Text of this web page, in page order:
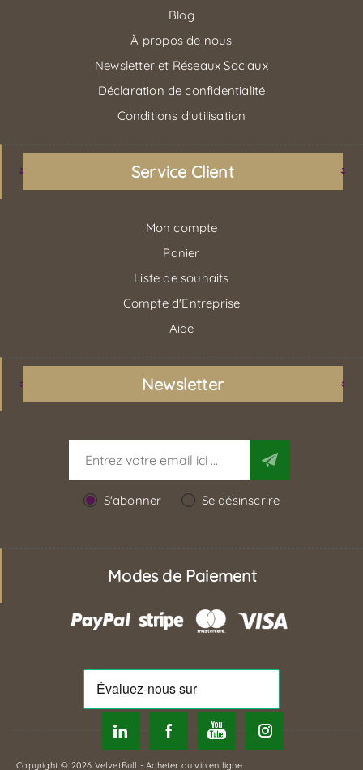
Blog
À propos de nous
Newsletter et Réseaux Sociaux
Déclaration de confidentialité
Conditions d'utilisation
Service Client
Mon compte
Panier
Liste de souhaits
Compte d'Entreprise
Aide
Newsletter
S'abonner Se désinscrire
Modes de Paiement
Copyright © 2026 VelvetBull - Acheter du vin en ligne.